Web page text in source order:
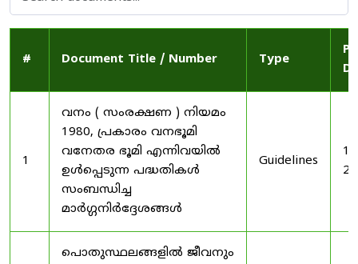
# Document Title / Number Type
1
വനം ( സംരക്ഷണ ) നിയമം
1980, പ്രകാരം വനഭൂമി
വനേതര ഭൂമി എന്നിവയിൽ
ഉൾപ്പെടുന്ന പദ്ധതികൾ
സംബന്ധിച്ച
മാർഗ്ഗനിർദ്ദേശങ്ങൾ
Guidelines
പൊതുസ്ഥലങ്ങളിൽ ജീവനും